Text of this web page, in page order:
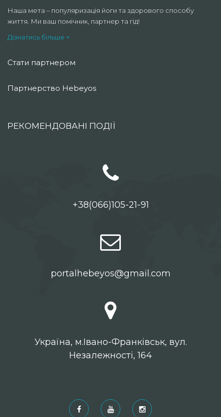
Наша мета – популяризація йоги та здорового способу
життя. Ми ваш помічник, партнер та гід!
Дізнатись більше +
Стати партнером
Партнерство Hebeyos
РЕКОМЕНДОВАНІ ПОДІЇ
+38(066)105-21-91
portalhebeyos@gmail.com
Українa, м.Івано-Франківськ, вул.
Незалежності, 164